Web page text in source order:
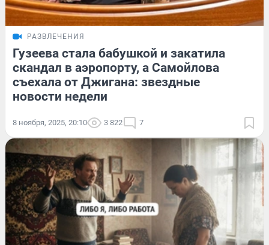
РАЗВЛЕЧЕНИЯ
Гузеева стала бабушкой и закатила
скандал в аэропорту, а Самойлова
съехала от Джигана: звездные
новости недели
8 ноября, 2025, 20:10 3 822 7